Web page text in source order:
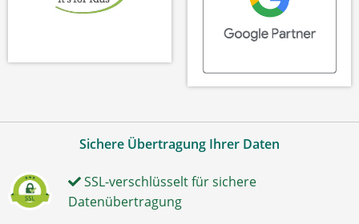
Sichere Übertragung Ihrer Daten
SSL-verschlüsselt für sichere
Datenübertragung